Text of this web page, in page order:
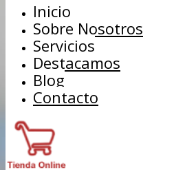
Inicio
Sobre Nosotros
Servicios
Destacamos
Blog
Contacto